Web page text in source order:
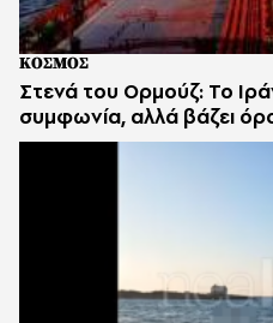
ΚΟΣΜΟΣ
Στενά του Ορμούζ: Το
συμφωνία, αλλά βάζει